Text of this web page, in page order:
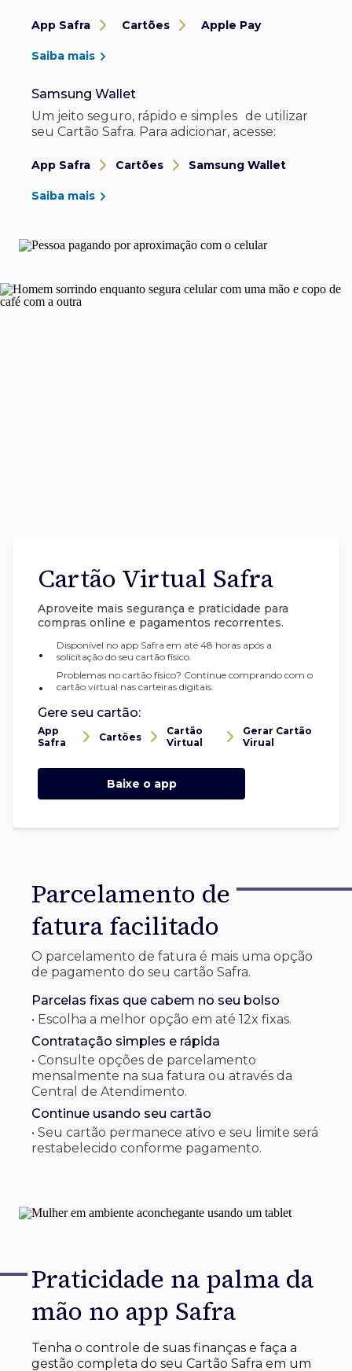
App Safra Cartões Apple Pay
Saiba mais
Samsung Wallet
Um jeito seguro, rápido e simples de utilizar
seu Cartão Safra. Para adicionar, acesse:
App Safra Cartões Samsung Wallet
Saiba mais
Cartão Virtual Safra
Aproveite mais segurança e praticidade para
compras online e pagamentos recorrentes.
•
Disponível no app Safra em até 48 horas após a
solicitação do seu cartão físico.
•
Problemas no cartão físico? Continue comprando com o
cartão virtual nas carteiras digitais.
Gere seu cartão:
App
Safra
Cartões
Cartão
Virtual
Gerar Cartão
Virual
Baixe o app
Parcelamento de
fatura facilitado
O parcelamento de fatura é mais uma opção
de pagamento do seu cartão Safra.
Parcelas fixas que cabem no seu bolso
• Escolha a melhor opção em até 12x fixas.
Contratação simples e rápida
• Consulte opções de parcelamento
mensalmente na sua fatura ou através da
Central de Atendimento.
Continue usando seu cartão
• Seu cartão permanece ativo e seu limite será
restabelecido conforme pagamento.
Praticidade na palma da
mão no app Safra
Tenha o controle de suas finanças e faça a
gestão completa do seu Cartão Safra em um